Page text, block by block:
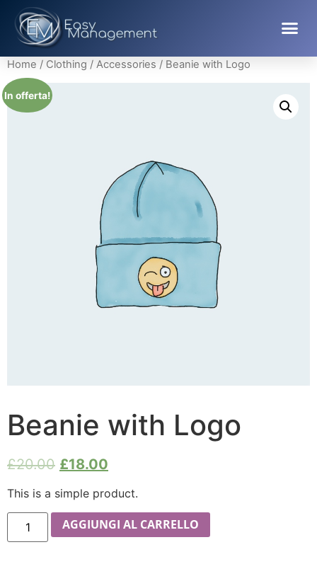
Home / Clothing / Accessories / Beanie with Logo
In offerta!
Beanie with Logo
£20.00 £18.00
This is a simple product.
AGGIUNGI AL CARRELLO